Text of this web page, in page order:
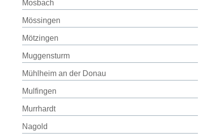
Mosbach
Mössingen
Mötzingen
Muggensturm
Mühlheim an der Donau
Mulfingen
Murrhardt
Nagold